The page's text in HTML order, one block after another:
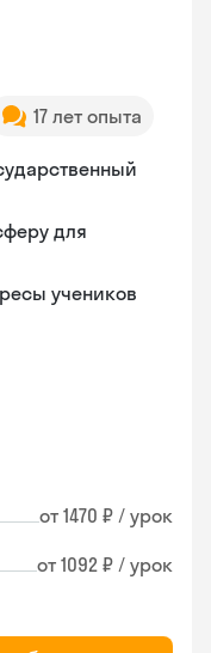
17 лет опыта
для
учеников
от 1470 ₽ / урок
от 1092 ₽ / урок